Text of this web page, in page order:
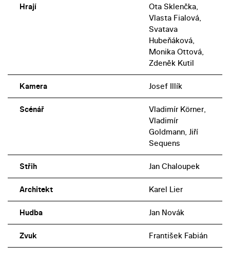
Hrají
Ota Sklenčka,
Vlasta Fialová,
Svatava
Hubeňáková,
Monika Ottová,
Zdeněk Kutil
Kamera Josef Illík
Scénář
Vladimír Körner,
Vladimír
Goldmann, Jiří
Sequens
Střih Jan Chaloupek
Architekt Karel Lier
Hudba Jan Novák
Zvuk František Fabián